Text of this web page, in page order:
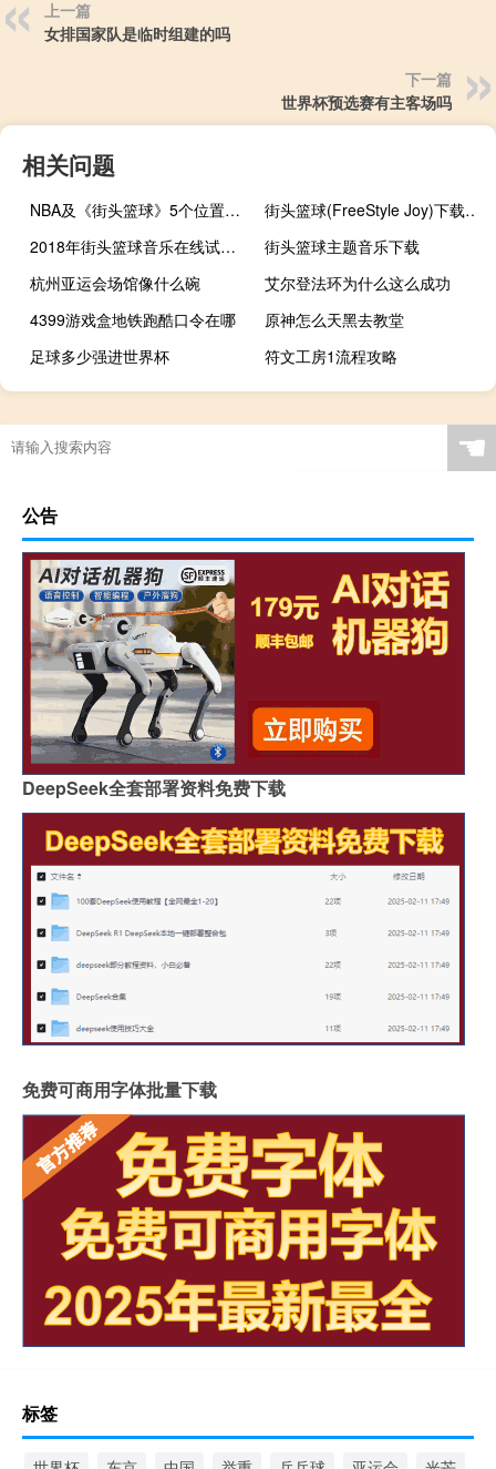
上一篇
女排国家队是临时组建的吗
下一篇
世界杯预选赛有主客场吗
相关问题
NBA及《街头篮球》5个位置的详细介绍
街头篮球(FreeStyle Joy)下载(电脑、安卓和IOS所有版本)
2018年街头篮球音乐在线试听及下载
街头篮球主题音乐下载
杭州亚运会场馆像什么碗
艾尔登法环为什么这么成功
4399游戏盒地铁跑酷口令在哪
原神怎么天黑去教堂
足球多少强进世界杯
符文工房1流程攻略
我 保卫萝卜41关攻略
这次奥运会中国去了多少人
昆明几个高尔夫球场
南港冬天用什么轮胎好 ☚
公告
DeepSeek全套部署资料免费下载
免费可商用字体批量下载
标签